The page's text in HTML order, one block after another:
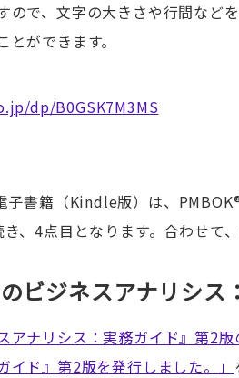
ので、文字の大きさや行間など
ができます。
dp/B0GSK7M3MS
子書籍（Kindle版）は、
、4点目となります。合わせて
ビジネスアナリシス
アナリシス：実務ガイド』第2
ド』第2版を発行しました。」